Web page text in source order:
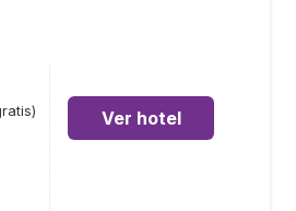
Ver hotel